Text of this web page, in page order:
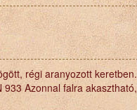
régi aranyozott keretben.
933 Azonnal falra akasztható,